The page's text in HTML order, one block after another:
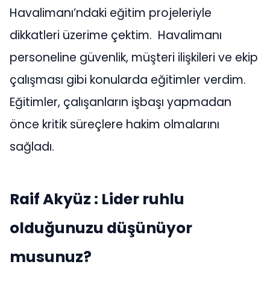
Havalimanı’ndaki eğitim projeleriyle
dikkatleri üzerime çektim. Havalimanı
personeline güvenlik, müşteri ilişkileri ve ekip
çalışması gibi konularda eğitimler verdim.
Eğitimler, çalışanların işbaşı yapmadan
önce kritik süreçlere hakim olmalarını
sağladı.
Raif Akyüz : Lider ruhlu
olduğunuzu düşünüyor
musunuz?